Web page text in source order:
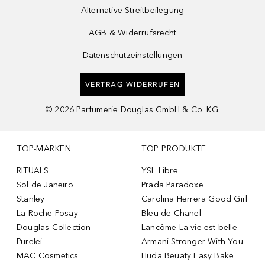
Alternative Streitbeilegung
AGB & Widerrufsrecht
Datenschutzeinstellungen
VERTRAG WIDERRUFEN
© 2026 Parfümerie Douglas GmbH & Co. KG.
TOP-MARKEN
RITUALS
Sol de Janeiro
Stanley
La Roche-Posay
Douglas Collection
Purelei
MAC Cosmetics
TOP PRODUKTE
YSL Libre
Prada Paradoxe
Carolina Herrera Good Girl
Bleu de Chanel
Lancôme La vie est belle
Armani Stronger With You
Huda Beuaty Easy Bake